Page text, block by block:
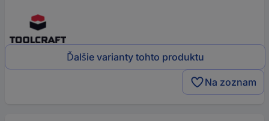
Ďalšie varianty tohto produktu
Na zoznam